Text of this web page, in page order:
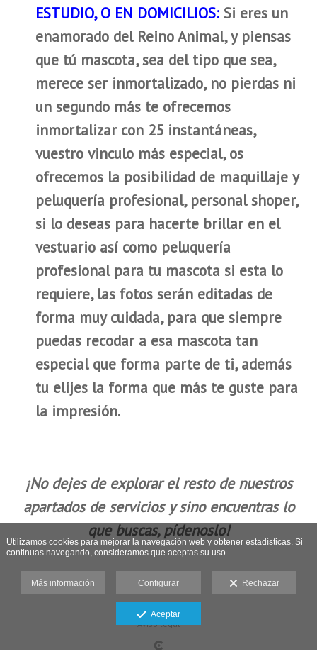
ESTUDIO, O EN DOMICILIOS: Si eres un
enamorado del Reino Animal, y piensas
que tú mascota, sea del tipo que sea,
merece ser inmortalizado, no pierdas ni
un segundo más te ofrecemos
inmortalizar con 25 instantáneas,
vuestro vinculo más especial, os
ofrecemos la posibilidad de maquillaje y
peluquería profesional, personal shoper,
si lo deseas para hacerte brillar en el
vestuario así como peluquería
profesional para tu mascota si esta lo
requiere, las fotos serán editadas de
forma muy cuidada, para que siempre
puedas recodar a esa mascota tan
especial que forma parte de ti, además
tu elijes la forma que más te guste para
la impresión.
¡No dejes de explorar el resto de nuestros
apartados de servicios y sino encuentras lo
que buscas, pídenoslo!
Aviso legal
Utilizamos cookies para mejorar la navegación web y obtener estadísticas. Si
continuas navegando, consideramos que aceptas su uso.
Más información Configurar Rechazar
Aceptar